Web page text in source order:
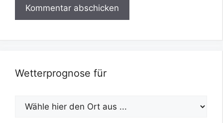
Wetterprognose für